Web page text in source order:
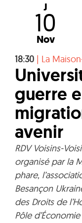
J
10
Nov
18:30 | La
guerre
avenir
RDV Voisins-
organisé par la
phare,
Besançon
des Droits de
Pôle